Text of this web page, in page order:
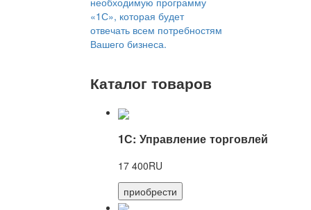
«1С», которая будет
отвечать всем потребностям
Вашего бизнеса.
Каталог товаров
1С: Управление торговлей
17 400RU
приобрести